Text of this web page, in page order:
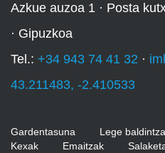
Azkue auzoa 1 · Posta
· Gipuzkoa
Tel.: +34 943 74 41 32 ·
43.211483, -2.410533
Gardentasuna Lege
Kexak
Emaitzak